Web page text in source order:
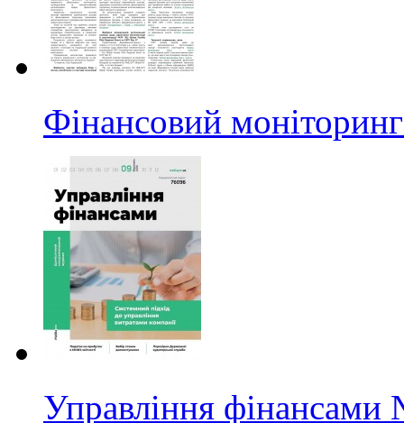
Фінансовий моніторинг
Управління фінансами